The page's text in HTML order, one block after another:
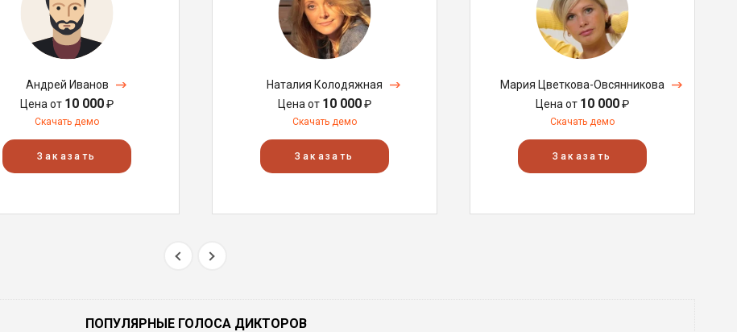
Андрей Иванов
Цена от 10 000₽
Скачать демо
Заказать
Наталия Колодяжная
Цена от 10 000₽
Скачать демо
Заказать
Мария Цветкова-Овсянникова
Цена от 10 000₽
Скачать демо
Заказать
ПОПУЛЯРНЫЕ ГОЛОСА ДИКТОРОВ